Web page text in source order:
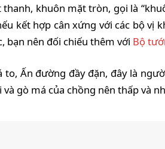
khuôn mặt tròn, gọi là
kết hợp cân xứng với các bộ vị
bạn nên đối chiếu thêm với Bộ
to, Ấn đường đầy đặn, đây là
gò má của chồng nên thấp và